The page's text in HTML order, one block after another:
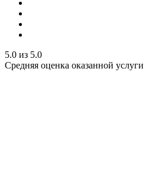
5.0 из 5.0
Средняя оценка оказанной услуги